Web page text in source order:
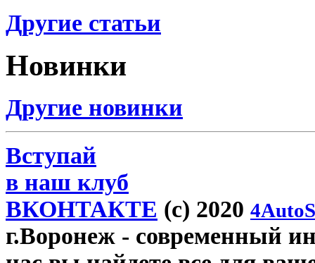
Другие статьи
Новинки
Другие новинки
Вступай
в наш клуб
ВКОНТАКТЕ (c) 2020
г.Воронеж - современный